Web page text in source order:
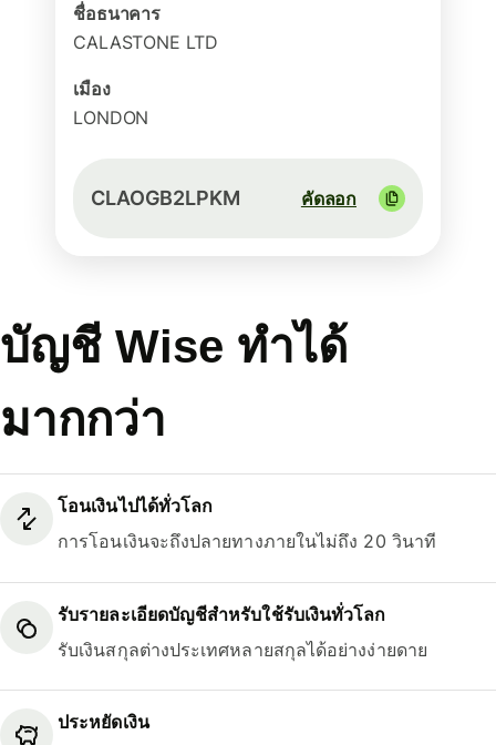
ชื่อธนาคาร
CALASTONE LTD
เมือง
LONDON
CLAOGB2LPKM คัดลอก
บัญชี Wise ทำได้
มากกว่า
โอนเงินไปได้ทั่วโลก
การโอนเงินจะถึงปลายทางภายในไม่ถึง 20 วินาที
รับรายละเอียดบัญชีสำหรับใช้รับเงินทั่วโลก
รับเงินสกุลต่างประเทศหลายสกุลได้อย่างง่ายดาย
ประหยัดเงิน